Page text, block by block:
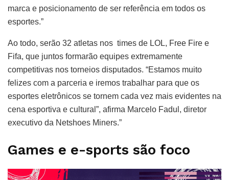
marca e posicionamento de ser referência em todos os
esportes.”
Ao todo, serão 32 atletas nos times de LOL, Free Fire e
Fifa, que juntos formarão equipes extremamente
competitivas nos torneios disputados. “Estamos muito
felizes com a parceria e iremos trabalhar para que os
esportes eletrônicos se tornem cada vez mais evidentes na
cena esportiva e cultural”, afirma Marcelo Fadul, diretor
executivo da Netshoes Miners.”
Games e e-sports são foco